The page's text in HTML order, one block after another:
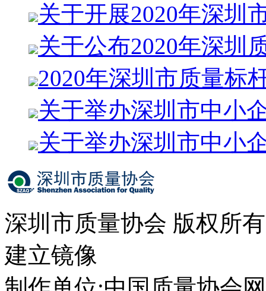
关于开展2020年深圳
关于公布2020年深圳
2020年深圳市质量标
关于举办深圳市中小
关于举办深圳市中小
深圳市质量协会 版权所
建立镜像